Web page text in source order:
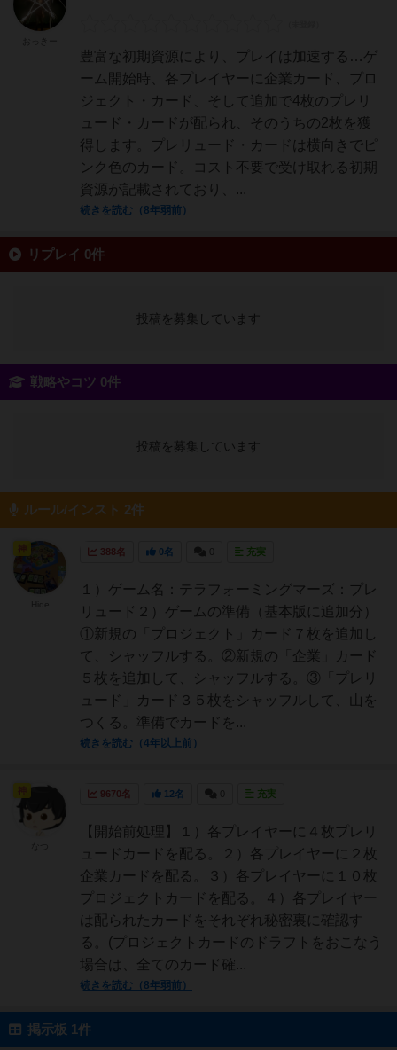
豊富な初期資源により、プレイは加速する…ゲ
ーム開始時、各プレイヤーに企業カード、プロ
ジェクト・カード、そして追加で4枚のプレリ
ュード・カードが配られ、そのうちの2枚を獲
得します。プレリュード・カードは横向きでピ
ンク色のカード。コスト不要で受け取れる初期
資源が記載されており、...
続きを読む（8年弱前）
リプレイ 0件
投稿を募集しています
戦略やコツ 0件
投稿を募集しています
ルール/インスト 2件
388名 0名 充実
１）ゲーム名：テラフォーミングマーズ：プレ
リュード２）ゲームの準備（基本版に追加分）
①新規の「プロジェクト」カード７枚を追加し
て、シャッフルする。②新規の「企業」カード
５枚を追加して、シャッフルする。③「プレリ
ュード」カード３５枚をシャッフルして、山を
つくる。準備でカードを...
続きを読む（4年以上前）
神
9670名 12名 充実
【開始前処理】１）各プレイヤーに４枚プレリ
ュードカードを配る。２）各プレイヤーに２枚
企業カードを配る。３）各プレイヤーに１０枚
プロジェクトカードを配る。４）各プレイヤー
は配られたカードをそれぞれ秘密裏に確認す
る。(プロジェクトカードのドラフトをおこなう
場合は、全てのカード確...
続きを読む（8年弱前）
掲示板 1件